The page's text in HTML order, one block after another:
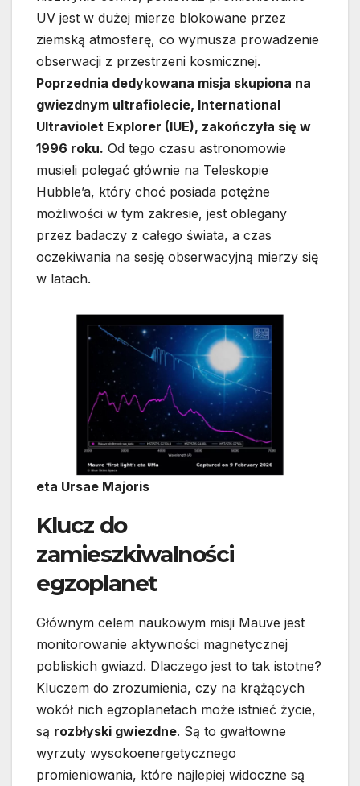
UV jest w dużej mierze blokowane przez
ziemską atmosferę, co wymusza prowadzenie
obserwacji z przestrzeni kosmicznej.
Poprzednia dedykowana misja skupiona na
gwiezdnym ultrafiolecie, International
Ultraviolet Explorer (IUE), zakończyła się w
1996 roku. Od tego czasu astronomowie
musieli polegać głównie na Teleskopie
Hubble’a, który choć posiada potężne
możliwości w tym zakresie, jest oblegany
przez badaczy z całego świata, a czas
oczekiwania na sesję obserwacyjną mierzy się
w latach.
eta Ursae Majoris
Klucz do
zamieszkiwalności
egzoplanet
Głównym celem naukowym misji Mauve jest
monitorowanie aktywności magnetycznej
pobliskich gwiazd. Dlaczego jest to tak istotne?
Kluczem do zrozumienia, czy na krążących
wokół nich egzoplanetach może istnieć życie,
są rozbłyski gwiezdne. Są to gwałtowne
wyrzuty wysokoenergetycznego
promieniowania, które najlepiej widoczne są